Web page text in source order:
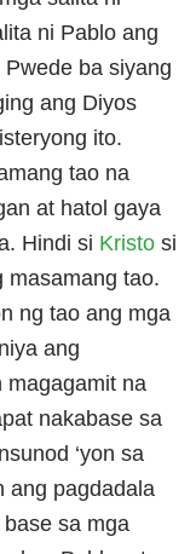
ni Pablo ang
ba siyang
ang Diyos
ito.
tao na
at hatol gaya
Hindi si Kristo si
masamang tao.
ng tao ang mga
ang
magagamit na
nakabase sa
‘yon sa
ang pagdadala
sa mga